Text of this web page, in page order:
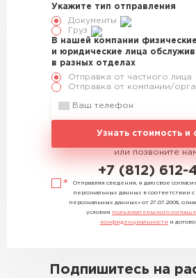
Укажите тип отправления
Документы
Груз
В нашей компании физические
и юридические лица
в разных отделах
Отправка от частного лица
Отправка от компании/
Узнать стоимость и
или позвоните
+7 (812) 612-
Отправляя сведения, я даю свое
персональных данных в соответствии
персональных данных» от 27.07.2006,
условия пользовательского
конфиденциальности и
Подпишитесь на